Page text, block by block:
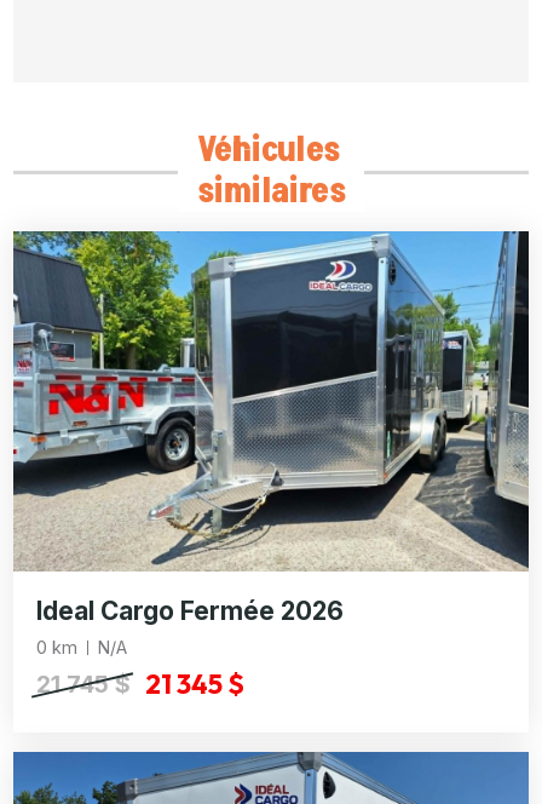
Véhicules
similaires
Ideal Cargo Fermée 2026
0 km N/A
21 745 $ 21 345 $